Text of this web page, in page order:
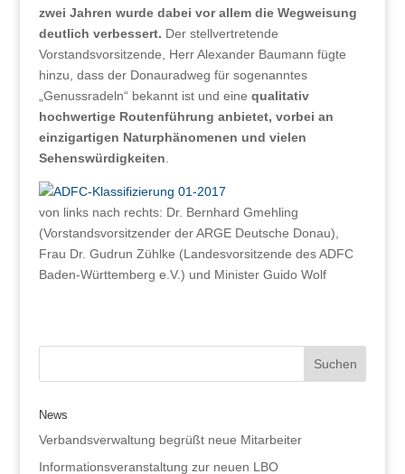
zwei Jahren wurde dabei vor allem die Wegweisung
deutlich verbessert. Der stellvertretende
Vorstandsvorsitzende, Herr Alexander Baumann fügte
hinzu, dass der Donauradweg für sogenanntes
„Genussradeln“ bekannt ist und eine qualitativ
hochwertige Routenführung anbietet, vorbei an
einzigartigen Naturphänomenen und vielen
Sehenswürdigkeiten
von links nach rechts: Dr. Bernhard Gmehling
(Vorstandsvorsitzender der ARGE Deutsche Donau),
Frau Dr. Gudrun Zühlke (Landesvorsitzende des ADFC
Baden-Württemberg e.V.) und Minister Guido Wolf
News
Verbandsverwaltung begrüßt neue Mitarbeiter
Informationsveranstaltung zur neuen LBO